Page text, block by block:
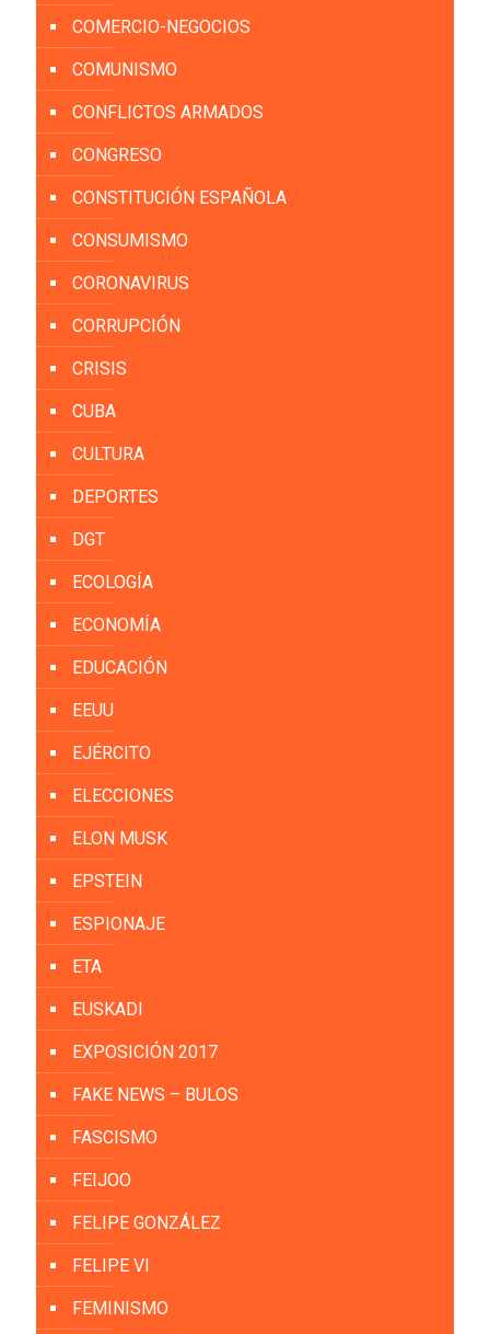
COMERCIO-NEGOCIOS
COMUNISMO
CONFLICTOS ARMADOS
CONGRESO
CONSTITUCIÓN ESPAÑOLA
CONSUMISMO
CORONAVIRUS
CORRUPCIÓN
CRISIS
CUBA
CULTURA
DEPORTES
DGT
ECOLOGÍA
ECONOMÍA
EDUCACIÓN
EEUU
EJÉRCITO
ELECCIONES
ELON MUSK
EPSTEIN
ESPIONAJE
ETA
EUSKADI
EXPOSICIÓN 2017
FAKE NEWS – BULOS
FASCISMO
FEIJOO
FELIPE GONZÁLEZ
FELIPE VI
FEMINISMO